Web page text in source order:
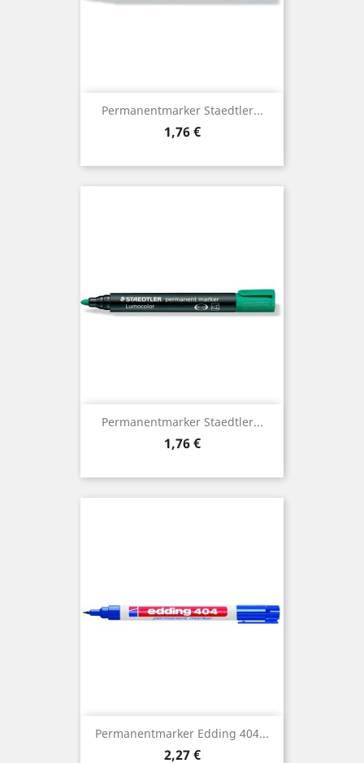
Permanentmarker Staedtler...
Preis
1,76 €
Permanentmarker Staedtler...
Preis
1,76 €
Permanentmarker Edding 404...
Preis
2,27 €